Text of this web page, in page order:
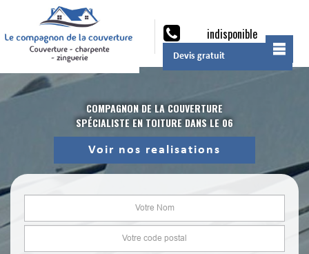
indisponible
Devis gratuit
COMPAGNON DE LA COUVERTURE
SPÉCIALISTE EN TOITURE DANS LE 06
Voir nos realisations